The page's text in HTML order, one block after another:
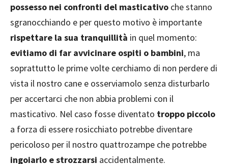
possesso nei confronti del masticativo che stanno
sgranocchiando e per questo motivo è importante
rispettare la sua tranquillità in quel momento:
evitiamo di far avvicinare ospiti o bambini, ma
soprattutto le prime volte cerchiamo di non perdere di
vista il nostro cane e osserviamolo senza disturbarlo
per accertarci che non abbia problemi con il
masticativo. Nel caso fosse diventato troppo piccolo
a forza di essere rosicchiato potrebbe diventare
pericoloso per il nostro quattrozampe che potrebbe
ingoiarlo e strozzarsi accidentalmente.